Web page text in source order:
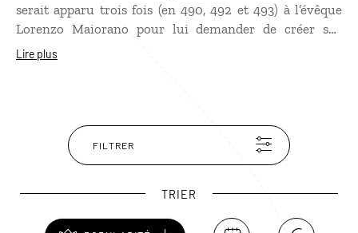
serait apparu trois fois (en 490, 492 et 493) à l’évêque
Lorenzo Maiorano pour lui demander de créer sur
place un lieu de culte chrétien, laissant à cette occasion
baie de Manfredonia. Plusieurs monuments, tels que le
le campanile octogonal du sanctuaire de Saint-Michel
(XIIIe siècle) ou l’église romane Santa Maria Maggiore
l’archange Michel, font sa fierté, tandis qu’une
promenade à travers les petites rues de son quartier
Lire plus
FILTRER
TRIER